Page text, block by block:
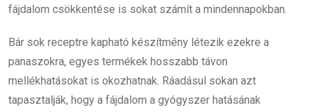
fájdalom csökkentése is sokat számít a mindennapokban.
Bár sok receptre kapható készítmény létezik ezekre a
panaszokra, egyes termékek hosszabb távon
mellékhatásokat is okozhatnak. Ráadásul sokan azt
tapasztalják, hogy a fájdalom a gyógyszer hatásának